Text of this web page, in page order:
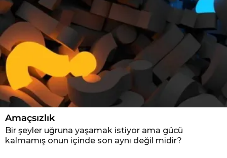
Amaçsızlık
Bir şeyler uğruna yaşamak istiyor ama gücü
kalmamış onun içinde son aynı değil midir?